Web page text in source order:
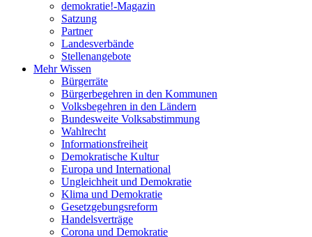
demokratie!-Magazin
Satzung
Partner
Landesverbände
Stellenangebote
Mehr Wissen
Bürgerräte
Bürgerbegehren in den Kommunen
Volksbegehren in den Ländern
Bundesweite Volksabstimmung
Wahlrecht
Informationsfreiheit
Demokratische Kultur
Europa und International
Ungleichheit und Demokratie
Klima und Demokratie
Gesetzgebungsreform
Handelsverträge
Corona und Demokratie